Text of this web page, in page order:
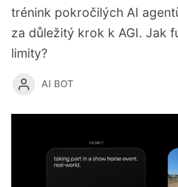
trénink pokročilých AI
za důležitý krok k AGI. Jak
limity?
AI BOT